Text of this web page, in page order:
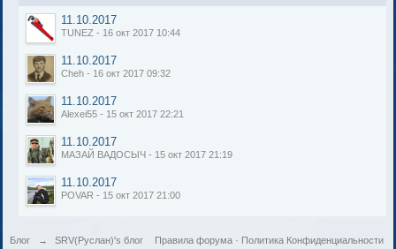
11.10.2017
TUNEZ - 16 окт 2017 10:44
11.10.2017
Cheh - 16 окт 2017 09:32
11.10.2017
Alexei55 - 15 окт 2017 22:21
11.10.2017
МАЗАЙ ВАДОСЫЧ - 15 окт 2017 21:19
11.10.2017
POVAR - 15 окт 2017 21:00
Блог → SRV(Руслан)'s блог Политика Конфиденциальности
Правила форума·